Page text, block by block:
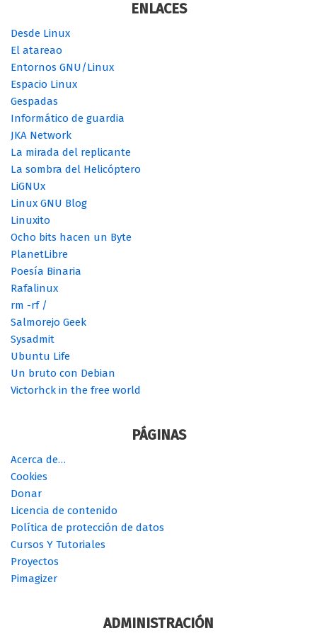
ENLACES
Desde Linux
El atareao
Entornos GNU/Linux
Espacio Linux
Gespadas
Informático de guardia
JKA Network
La mirada del replicante
La sombra del Helicóptero
LiGNUx
Linux GNU Blog
Linuxito
Ocho bits hacen un Byte
PlanetLibre
Poesía Binaria
Rafalinux
rm -rf /
Salmorejo Geek
Sysadmit
Ubuntu Life
Un bruto con Debian
Victorhck in the free world
PÁGINAS
Acerca de…
Cookies
Donar
Licencia de contenido
Política de protección de datos
Cursos Y Tutoriales
Proyectos
Pimagizer
ADMINISTRACIÓN